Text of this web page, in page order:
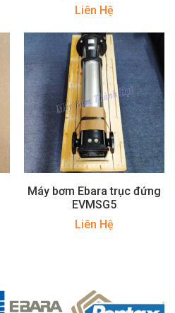
Liên Hệ
Máy bơm Ebara trục đứng
EVMSG5
Liên Hệ